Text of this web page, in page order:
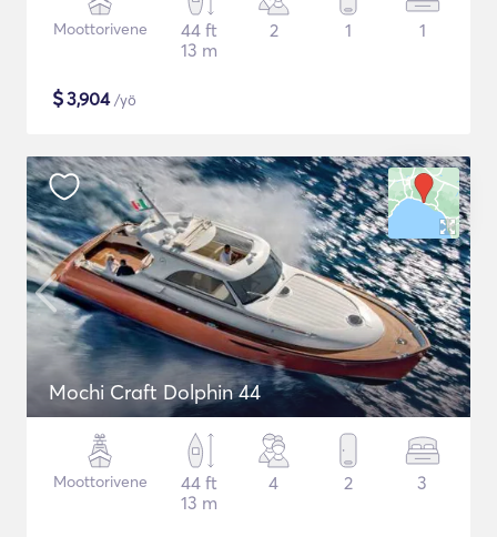
Moottorivene
44 ft
13 m
2 1 1
$3,904/yö
Mochi Craft Dolphin 44
Moottorivene
44 ft
13 m
4 2 3